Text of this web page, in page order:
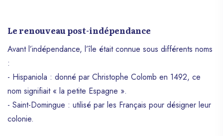
Le renouveau post-indépendance
Avant l’indépendance, l’île était connue sous différents noms
:
- Hispaniola : donné par Christophe Colomb en 1492, ce
nom signifiait « la petite Espagne ».
- Saint-Domingue : utilisé par les Français pour désigner leur
colonie.